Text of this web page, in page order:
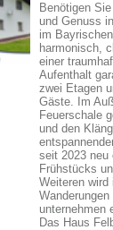
Benötigen
und Genuss
im
harmonisch,
einer
Aufenthalt
zwei Etagen
Gäste. Im
Feuerschale
und den
seit 2023 neu
Frühstücks
Weiteren wird
unternehmen
Das Haus